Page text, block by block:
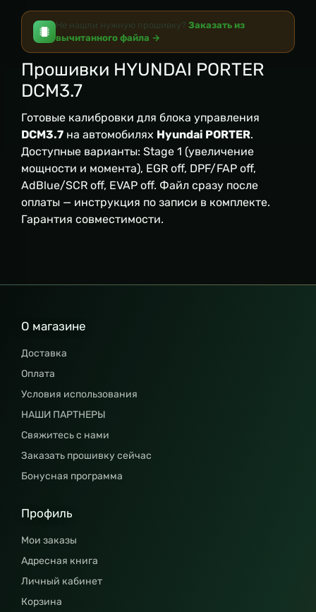
Не нашли нужную прошивку? Заказать из
вычитанного файла →
Прошивки HYUNDAI PORTER
DCM3.7
Готовые калибровки для блока управления
DCM3.7 на автомобилях Hyundai PORTER.
Доступные варианты: Stage 1 (увеличение
мощности и момента), EGR off, DPF/FAP off,
AdBlue/SCR off, EVAP off. Файл сразу после
оплаты — инструкция по записи в комплекте.
Гарантия совместимости.
О магазине
Доставка
Оплата
Условия использования
НАШИ ПАРТНЕРЫ
Свяжитесь с нами
Заказать прошивку сейчас
Бонусная программа
Профиль
Мои заказы
Адресная книга
Личный кабинет
Корзина